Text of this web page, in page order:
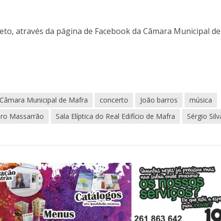
através da página de Facebook da Câmara Municipal de
Câmara Municipal de Mafra concerto João barros
música
Massarrão
Sala Elíptica do Real Edifício de Mafra Sérgio